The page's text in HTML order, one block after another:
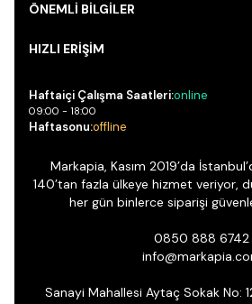
ÖNEMLİ BİLGİLER
HIZLI ERİŞİM
Haftaiçi Çalışma Saatleri:online
09:00 - 18:00
Haftasonu:offline
Markapia, Kasım 2019’da
140’tan fazla ülkeye hizmet veriyor,
her gün binlerce siparişi
0850 888 6742
Sanayi Mahallesi Aytaç Sokak No: